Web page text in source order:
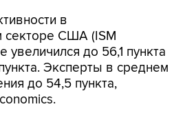
в
секторе США (ISM
увеличился до 56,1 пункта
Эксперты в среднем
до 54,5 пункта,